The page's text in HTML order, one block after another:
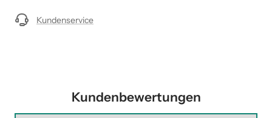
Kundenservice
Kundenbewertungen